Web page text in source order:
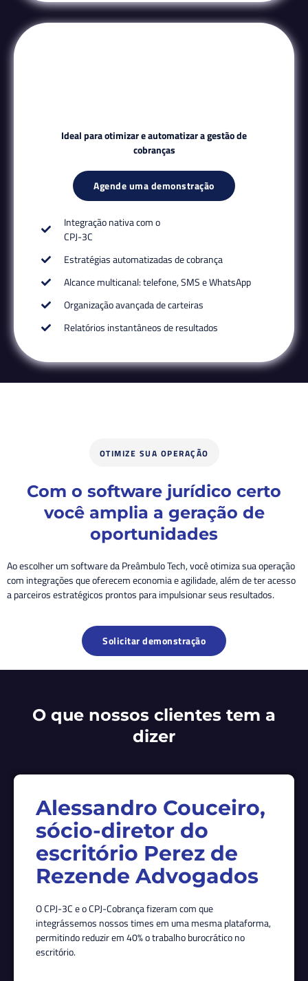
Ideal para otimizar e automatizar a gestão de
cobranças
Agende uma demonstração
Integração nativa com o
CPJ-3C
Estratégias automatizadas de cobrança
Alcance multicanal: telefone, SMS e WhatsApp
Organização avançada de carteiras
Relatórios instantâneos de resultados
OTIMIZE SUA OPERAÇÃO
Com o software jurídico certo
você amplia a geração de
oportunidades
Ao escolher um software da Preâmbulo Tech, você otimiza sua operação
com integrações que oferecem economia e agilidade, além de ter acesso
a parceiros estratégicos prontos para impulsionar seus resultados.
Solicitar demonstração
O que nossos clientes tem a
dizer
Alessandro Couceiro,
sócio-diretor do
escritório Perez de
Rezende Advogados
O CPJ-3C e o CPJ-Cobrança fizeram com que
integrássemos nossos times em uma mesma plataforma,
permitindo reduzir em 40% o trabalho burocrático no
escritório.